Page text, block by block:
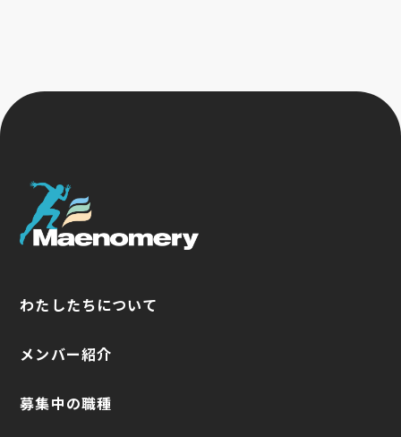
わたしたちについて
メンバー紹介
募集中の職種